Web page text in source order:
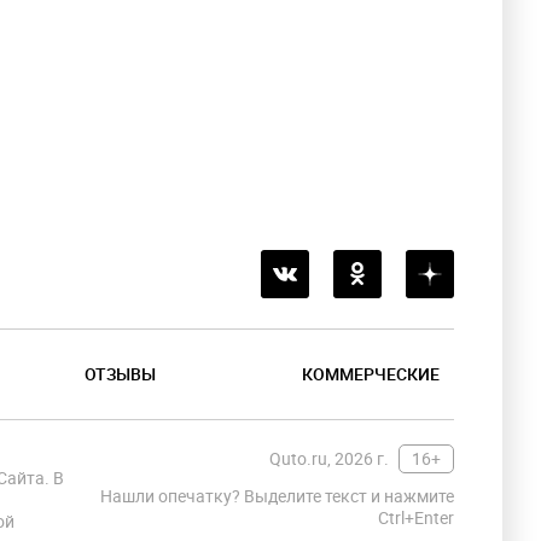
ОТЗЫВЫ КОММЕРЧЕСКИЕ
Quto.ru, 2026 г.
16+
Нашли опечатку? Выделите текст и нажмите
Ctrl+Enter
В